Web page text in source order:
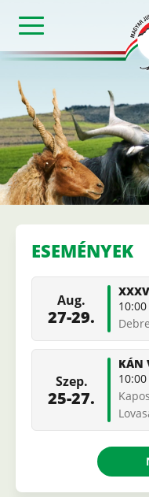
Juh-
ésESEMÉNYEK
Aug.
27-29.
10:00
Szep.
25-27.
KÁN
10:00